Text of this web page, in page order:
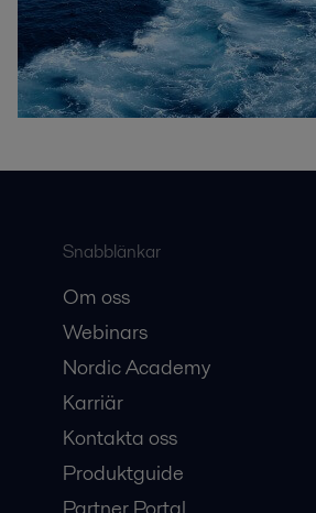
Snabblänkar
Om oss
Webinars
Nordic Academy
Karriär
Kontakta oss
Produktguide